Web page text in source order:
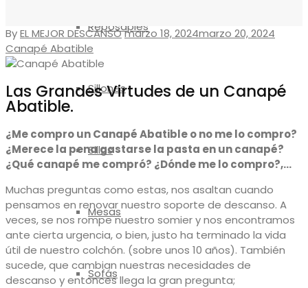
Reposapiés
Sillones
Sillas
Mesas
Sofás
ByEL MEJOR DESCANSOmarzo 18, 2024marzo 20, 2024
Canapé Abatible
Las Grandes Virtudes de un Canapé
Abatible.
¿Me compro un Canapé Abatible o no me lo compro?
¿Merece la pena gastarse la pasta en un canapé?
¿Qué canapé me compró? ¿Dónde me lo compro?,…
Muchas preguntas como estas, nos asaltan cuando
pensamos en renovar nuestro soporte de descanso. A
veces, se nos rompe nuestro somier y nos encontramos
ante cierta urgencia, o bien, justo ha terminado la vida
útil de nuestro colchón. (sobre unos 10 años). También
sucede, que cambian nuestras necesidades de
descanso y entonces llega la gran pregunta;